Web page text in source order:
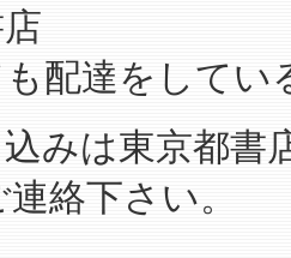
配達をしてい
みは東京都書
絡下さい。